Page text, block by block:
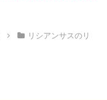
リシアンサスのリ